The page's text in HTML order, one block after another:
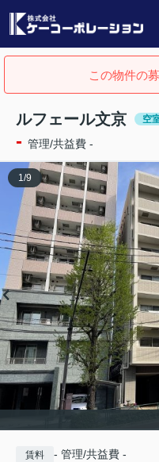
この物件の
ルフェール文京 空
- 管理/共益費 -
1 /9
賃料 - 管理/共益費 -